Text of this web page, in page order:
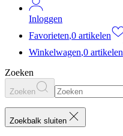
Inloggen
Favorieten,0 artikelen
Winkelwagen,0 artikelen
Zoeken
Zoeken
Zoekbalk sluiten